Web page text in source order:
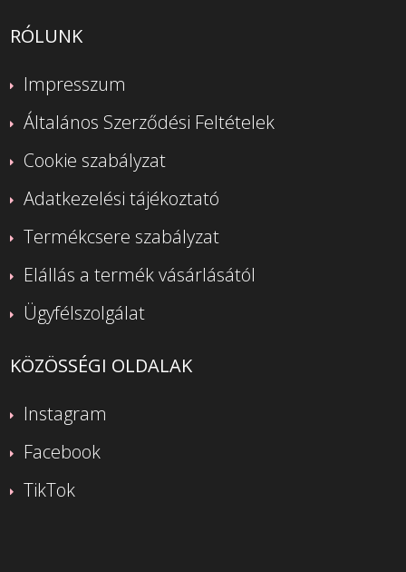
RÓLUNK
Impresszum
Általános Szerződési Feltételek
Cookie szabályzat
Adatkezelési tájékoztató
Termékcsere szabályzat
Elállás a termék vásárlásától
Ügyfélszolgálat
KÖZÖSSÉGI OLDALAK
Instagram
Facebook
TikTok